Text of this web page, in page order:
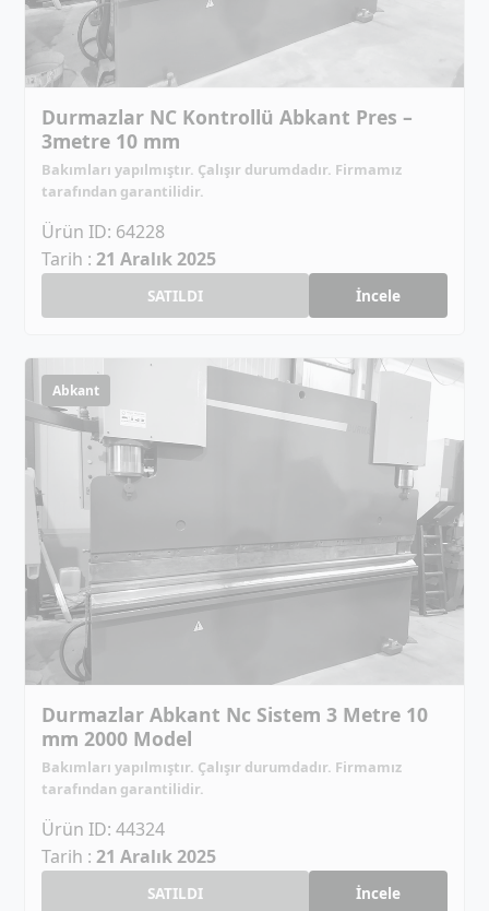
Durmazlar NC Kontrollü Abkant Pres –
3metre 10 mm
Bakımları yapılmıştır. Çalışır durumdadır. Firmamız
tarafından garantilidir.
Ürün ID: 64228
Tarih :21 Aralık 2025
SATILDI İncele
Abkant
Durmazlar Abkant Nc Sistem 3 Metre 10
mm 2000 Model
Bakımları yapılmıştır. Çalışır durumdadır. Firmamız
tarafından garantilidir.
Ürün ID: 44324
Tarih :21 Aralık 2025
SATILDI İncele